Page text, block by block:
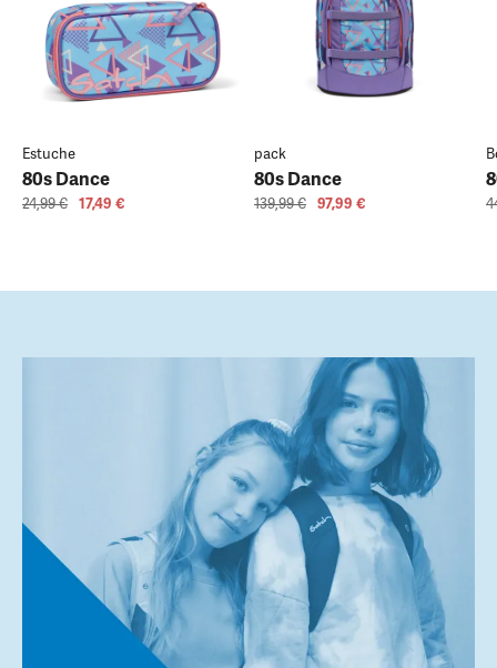
Estuche
80s Dance
24,99 € 17,49 €
pack
80s Dance
139,99 € 97,99 €